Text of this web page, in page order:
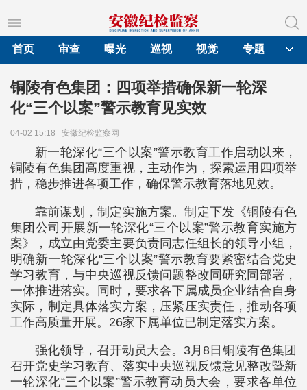
首页
审查 曝光 巡视 视觉 专题
铜陵有色集团：四项举措确保新一轮深
化“三个以案”警示教育见实效
04-02 15:18 安徽纪检监察网
新一轮深化“三个以案”警示教育工作启动以来，
铜陵有色集团高度重视，主动作为，探索运用四项举
措，稳步推进各项工作，确保警示教育落地见效。
靠前谋划，制定实施方案。制定下发《铜陵有色
集团公司开展新一轮深化“三个以案”警示教育实施方
案》，成立由党委主要负责同志任组长的领导小组，
明确新一轮深化“三个以案”警示教育要紧密结合党史
学习教育，与中央巡视反馈问题整改同研究同部署，
一体推进落实。同时，要求各下属成员企业结合自身
实际，制定具体落实方案，压紧压实责任，推动各项
工作高质量开展。26家下属单位已制定落实方案。
强化领导，召开动员大会。3月8日铜陵有色集团
召开党史学习教育、落实中央巡视反馈意见整改暨新
一轮深化“三个以案”警示教育动员大会，要求各单位